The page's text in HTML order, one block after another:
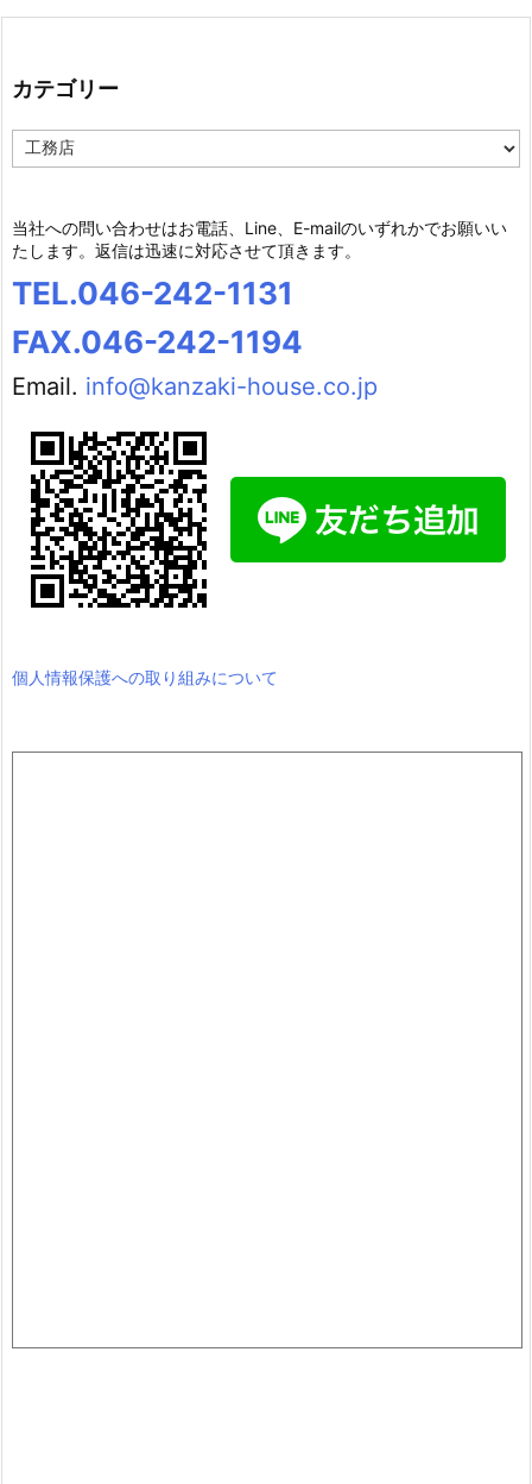
カテゴリー
カ
テ
ー
当社への問い合わせはお電話、Line、E-mailのいずれかでお願いい
たします。返信は迅速に対応させて頂きます。
TEL.046-242-1131
FAX.046-242-1194
Email. info@kanzaki-house.co.jp
個人情報保護への取り組みについて